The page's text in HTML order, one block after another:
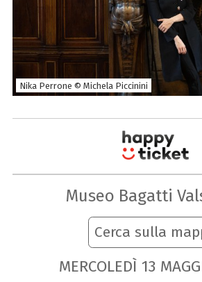
Nika Perrone © Michela Piccinini
Museo Bagatti
Cerca sulla
MERCOLEDÌ 13